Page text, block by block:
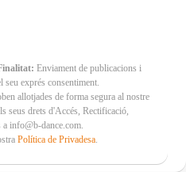
Enviament de publicacions i
seu exprés consentiment.
allotjades de forma segura al nostre
seus drets d'Accés, Rectificació,
info@b-dance.com.
Política de Privadesa